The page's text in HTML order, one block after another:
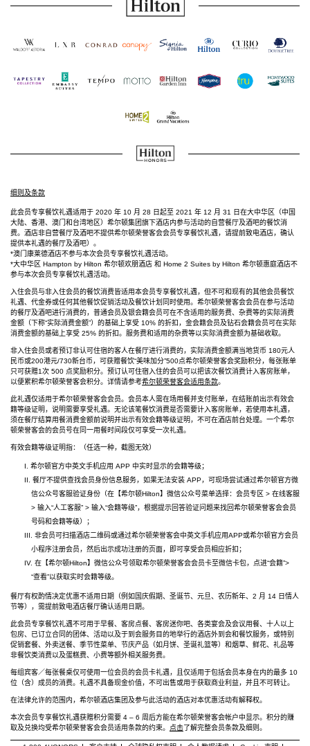
细则及条款
此会员专享餐饮礼遇适用于 2020 年 10 月 28 日起至 2021 年 12 月 31 日在大中华区（中国
大陆、香港、澳门和台湾地区）希尔顿集团旗下酒店内参与活动的自营餐厅及酒吧的餐饮消
费。酒店非自营餐厅及酒吧不提供希尔顿荣誉客会会员专享餐饮礼遇，请提前致电酒店，确认
提供本礼遇的餐厅及酒吧）。
*澳门康莱德酒店不参与本次会员专享餐饮礼遇活动。
*大中华区 Hampton by Hilton 希尔顿欢朋酒店 和 Home 2 Suites by Hilton 希尔顿惠庭酒店不
参与本次会员专享餐饮礼遇活动。
入住会员与非入住会员的餐饮消费皆适用本会员专享餐饮礼遇，但不可和现有的其他会员餐饮
礼遇、代金券或任何其他餐饮促销活动及餐饮计划同时使用。希尔顿荣誉客会会员在参与活动
的餐厅及酒吧进行消费的，普通会员及银会籍会员可在不含适用的服务费、杂费等的实际消费
金额（下称“实际消费金额”）的基础上享受 10% 的折扣，金会籍会员及钻石会籍会员可在实际
消费金额的基础上享受 25% 的折扣。服务费和适用的杂费等以实际消费金额为基础收取。
非入住会员或者预订非认可住宿的客人在餐厅进行消费的，实际消费金额满当地货币 180元人
民币或200港元/730新台币，可获赠餐饮“美味加分”500点希尔顿荣誉客会奖励积分，每张账单
只可获赠1次 500 点奖励积分。预订认可住宿入住的会员可以把该次餐饮消费计入客房账单，
以便累积希尔顿荣誉客会积分。详情请参考希尔顿荣誉客会适用条款。
此礼遇仅适用于希尔顿荣誉客会会员。会员本人需在场用餐并支付账单，在结账前出示有效会
籍等级证明，说明需要享受礼遇。无论该笔餐饮消费是否需要计入客房账单，若使用本礼遇，
须在餐厅结算用餐消费金额前说明并出示有效会籍等级证明，不可在酒店前台处理。一个希尔
顿荣誉客会的会员号在同一用餐时间段仅可享受一次礼遇。
有效会籍等级证明指：（任选一种，截图无效）
I. 希尔顿官方中英文手机应用 APP 中实时显示的会籍等级；
II. 餐厅不提供查找会员身份信息服务，如果无法安装 APP，可现场尝试通过希尔顿官方微
信公众号客服验证身份（在【希尔顿Hilton】微信公众号菜单选择：会员专区 > 在线客服
> 输入“人工客服” > 输入“会籍等级”，根据提示回答验证问题来找回希尔顿荣誉客会会员
号码和会籍等级）；
III. 非会员可扫描酒店二维码或通过希尔顿荣誉客会中英文手机应用APP或希尔顿官方会员
小程序注册会员，然后出示成功注册的页面，即可享受会员相应折扣；
IV. 在【希尔顿Hilton】微信公众号领取希尔顿荣誉客会会员卡至微信卡包，点进“会籍”>
“查看”以获取实时会籍等级。
餐厅有权酌情决定优惠不适用日期（例如国庆假期、圣诞节、元旦、农历新年、2 月 14 日情人
节等），需提前致电酒店餐厅确认适用日期。
此会员专享餐饮礼遇不可用于早餐、客房点餐、客房迷你吧、各类宴会及会议用餐、十人以上
包房、已订立合同的团体、活动以及于到会服务目的地举行的酒店外到会和餐饮服务，或特别
促销套餐、外卖送餐、季节性菜单、节庆产品（如月饼、圣诞礼篮等）和烟草、鲜花、礼品等
非餐饮类消费以及蛋糕费、小费等额外相关服务费。
每组宾客／每张餐桌仅可使用一位会员的会员卡礼遇，且仅适用于包括会员本身在内的最多 10
位（含）成员的消费。礼遇不具备现金价值，不可出售或用于获取商业利益，并且不可转让。
在法律允许的范围内，希尔顿酒店集团及参与此活动的酒店对本优惠活动有解释权。
本次会员专享餐饮礼遇获赠积分需要 4 – 6 周后方能在希尔顿荣誉客会帐户中显示。积分的赚
取及兑换均受希尔顿荣誉客会会员适用条款的约束。 点击了解完整会员条款及细则。